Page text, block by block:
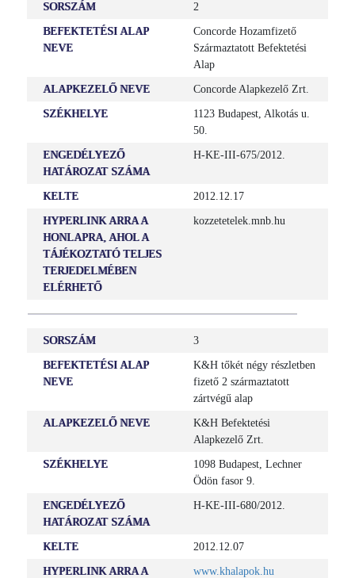
SORSZÁM 2
BEFEKTETÉSI ALAP
NEVE
Concorde Hozamfizető
Származtatott Befektetési
Alap
ALAPKEZELŐ NEVE Concorde Alapkezelő Zrt.
SZÉKHELYE
1123 Budapest, Alkotás u.
50.
ENGEDÉLYEZŐ
HATÁROZAT SZÁMA
H-KE-III-675/2012.
KELTE 2012.12.17
HYPERLINK ARRA A
HONLAPRA, AHOL A
TÁJÉKOZTATÓ TELJES
TERJEDELMÉBEN
ELÉRHETŐ
kozzetetelek.mnb.hu
SORSZÁM 3
BEFEKTETÉSI ALAP
NEVE
K&H tőkét négy részletben
fizető 2 származtatott
zártvégű alap
ALAPKEZELŐ NEVE
K&H Befektetési
Alapkezelő Zrt.
SZÉKHELYE
1098 Budapest, Lechner
Ödön fasor 9.
ENGEDÉLYEZŐ
HATÁROZAT SZÁMA
H-KE-III-680/2012.
KELTE 2012.12.07
HYPERLINK ARRA A
www.khalapok.hu